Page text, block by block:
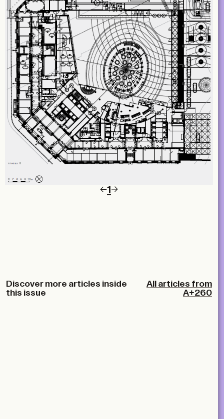
1
Discover more articles inside
this issue
All articles from
A+260